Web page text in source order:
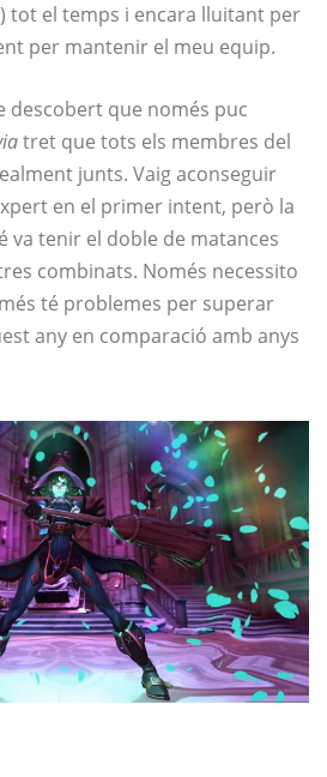
tot el temps i encara lluitant per
per mantenir el meu equip.
descobert que només puc
tret que tots els membres del
junts. Vaig aconseguir
en el primer intent, però la
va tenir el doble de matances
combinats. Només necessito
té problemes per superar
any en comparació amb anys